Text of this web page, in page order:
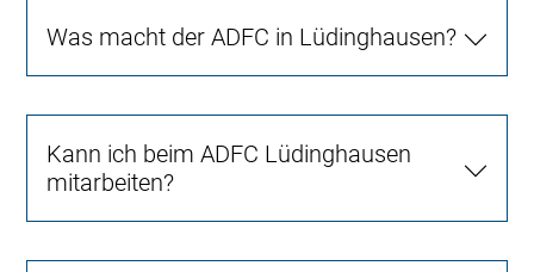
Was macht der ADFC in Lüdinghausen?
Kann ich beim ADFC Lüdinghausen
mitarbeiten?